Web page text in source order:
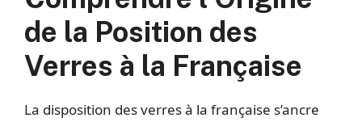
de la Position des
Verres à la Française
La disposition des verres à la française s’ancre